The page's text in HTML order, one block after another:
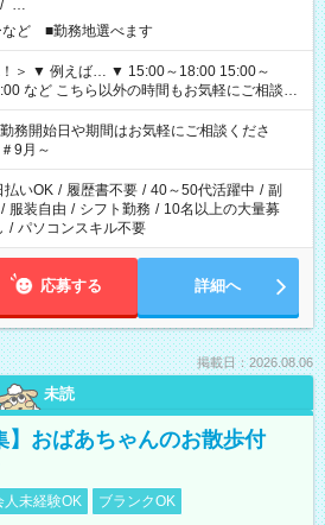
/ …
など ■勤務地選べます
15:00～
お気軽にご相談く
開始日や期間はお気軽にご相談くださ
9月～
払いOK / 履歴書不要 / 40～50代活躍中 / 副
/ 服装自由 / シフト勤務 / 10名以上の大量募
/ パソコンスキル不要
応募する 詳細へ
掲載日：2026.08.06
未読
】おばあちゃんのお散歩付
人未経験OK
ブランクOK